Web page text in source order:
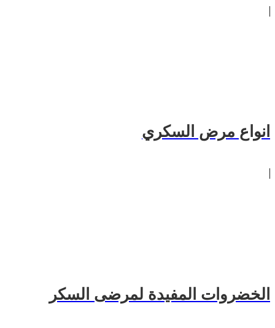
انواع مرض السكري
الخضروات المفيدة لمرضى السكر